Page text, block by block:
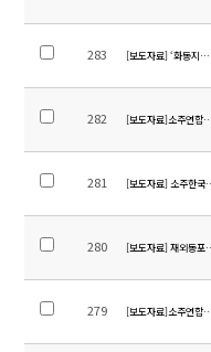
283
282 [보도자료]소주연합
281 [보도자료] 소주한국
280
279 [보도자료]소주연합